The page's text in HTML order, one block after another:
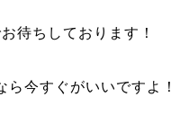
待ちしております！
ら今すぐがいいですよ！